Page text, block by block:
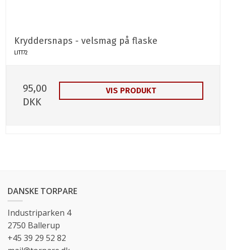
Kryddersnaps - velsmag på flaske
LITT72
95,00
DKK
VIS PRODUKT
DANSKE TORPARE
Industriparken 4
2750 Ballerup
+45 39 29 52 82